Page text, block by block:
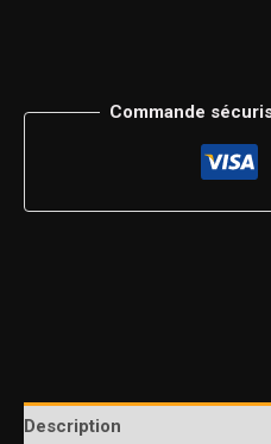
Commande
Description